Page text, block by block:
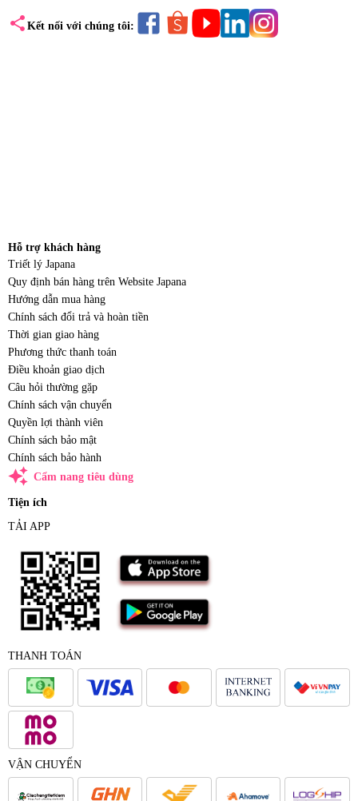
share Kết nối với chúng tôi:
Hỗ trợ khách hàng
Triết lý Japana
Quy định bán hàng trên Website Japana
Hướng dẫn mua hàng
Chính sách đổi trả và hoàn tiền
Thời gian giao hàng
Phương thức thanh toán
Điều khoản giao dịch
Câu hỏi thường gặp
Chính sách vận chuyển
Quyền lợi thành viên
Chính sách bảo mật
Chính sách bảo hành
auto_awesome Cẩm nang tiêu dùng
Tiện ích
TẢI APP
THANH TOÁN
VẬN CHUYỂN